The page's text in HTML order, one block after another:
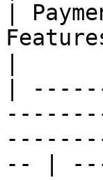
|
|
-- |